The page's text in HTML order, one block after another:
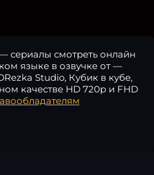
сериалы смотреть онлайн
языке в озвучке от —
Studio, Кубик в кубе,
качестве HD 720p и FHD